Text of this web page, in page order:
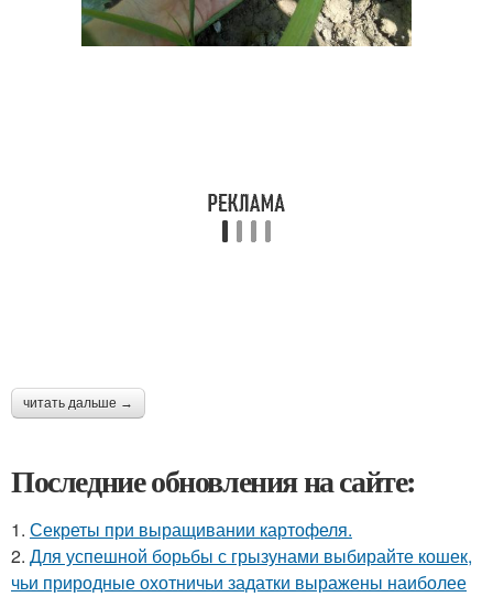
читать дальше →
Последние обновления на сайте:
1. Секреты при выращивании картофеля.
2. Для успешной борьбы с грызунами выбирайте кошек,
чьи природные охотничьи задатки выражены наиболее